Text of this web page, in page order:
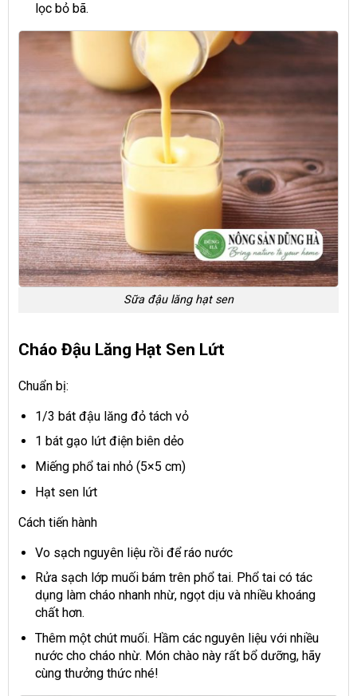
lọc bỏ bã.
Sữa đậu lăng hạt sen
Cháo Đậu Lăng Hạt Sen Lứt
Chuẩn bị:
1/3 bát đậu lăng đỏ tách vỏ
1 bát gạo lứt điện biên dẻo
Miếng phổ tai nhỏ (5×5 cm)
Hạt sen lứt
Cách tiến hành
Vo sạch nguyên liệu rồi để ráo nước
Rửa sạch lớp muối bám trên phổ tai. Phổ tai có tác
dụng làm cháo nhanh nhừ, ngọt dịu và nhiều khoáng
chất hơn.
Thêm một chút muối. Hầm các nguyên liệu với nhiều
nước cho cháo nhừ. Món chào này rất bổ dưỡng, hãy
cùng thưởng thức nhé!